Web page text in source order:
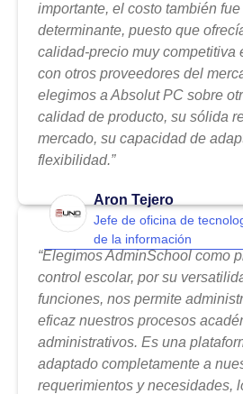
importante, el costo también
determinante, puesto que
calidad-precio muy competitiva
con otros proveedores del
elegimos a Absolut PC sobre
calidad de producto, su sólida
mercado, su capacidad de
flexibilidad.”
Aron Tejero
Jefe de oficina de
de la información
“Elegimos AdminSchool como
control escolar, por su
funciones, nos permite
eficaz nuestros procesos
administrativos. Es una
adaptado completamente a
requerimientos y necesidades,